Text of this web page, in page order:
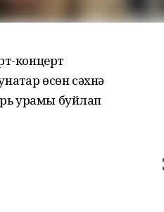
концерт
өсөн сәхнә
урамы буйлап